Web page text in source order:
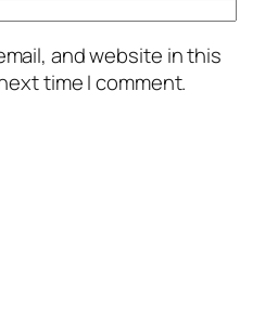
and website in this
time I comment.